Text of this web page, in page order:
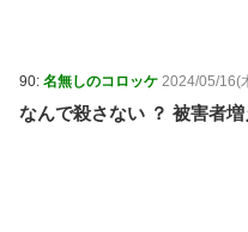
90: 名無しのコロッケ 2024/05/16(
なんで殺さない ？ 被害者